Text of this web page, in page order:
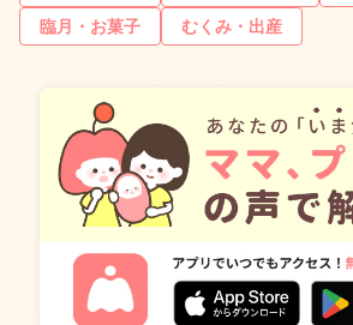
臨月・お菓子
むくみ・出産